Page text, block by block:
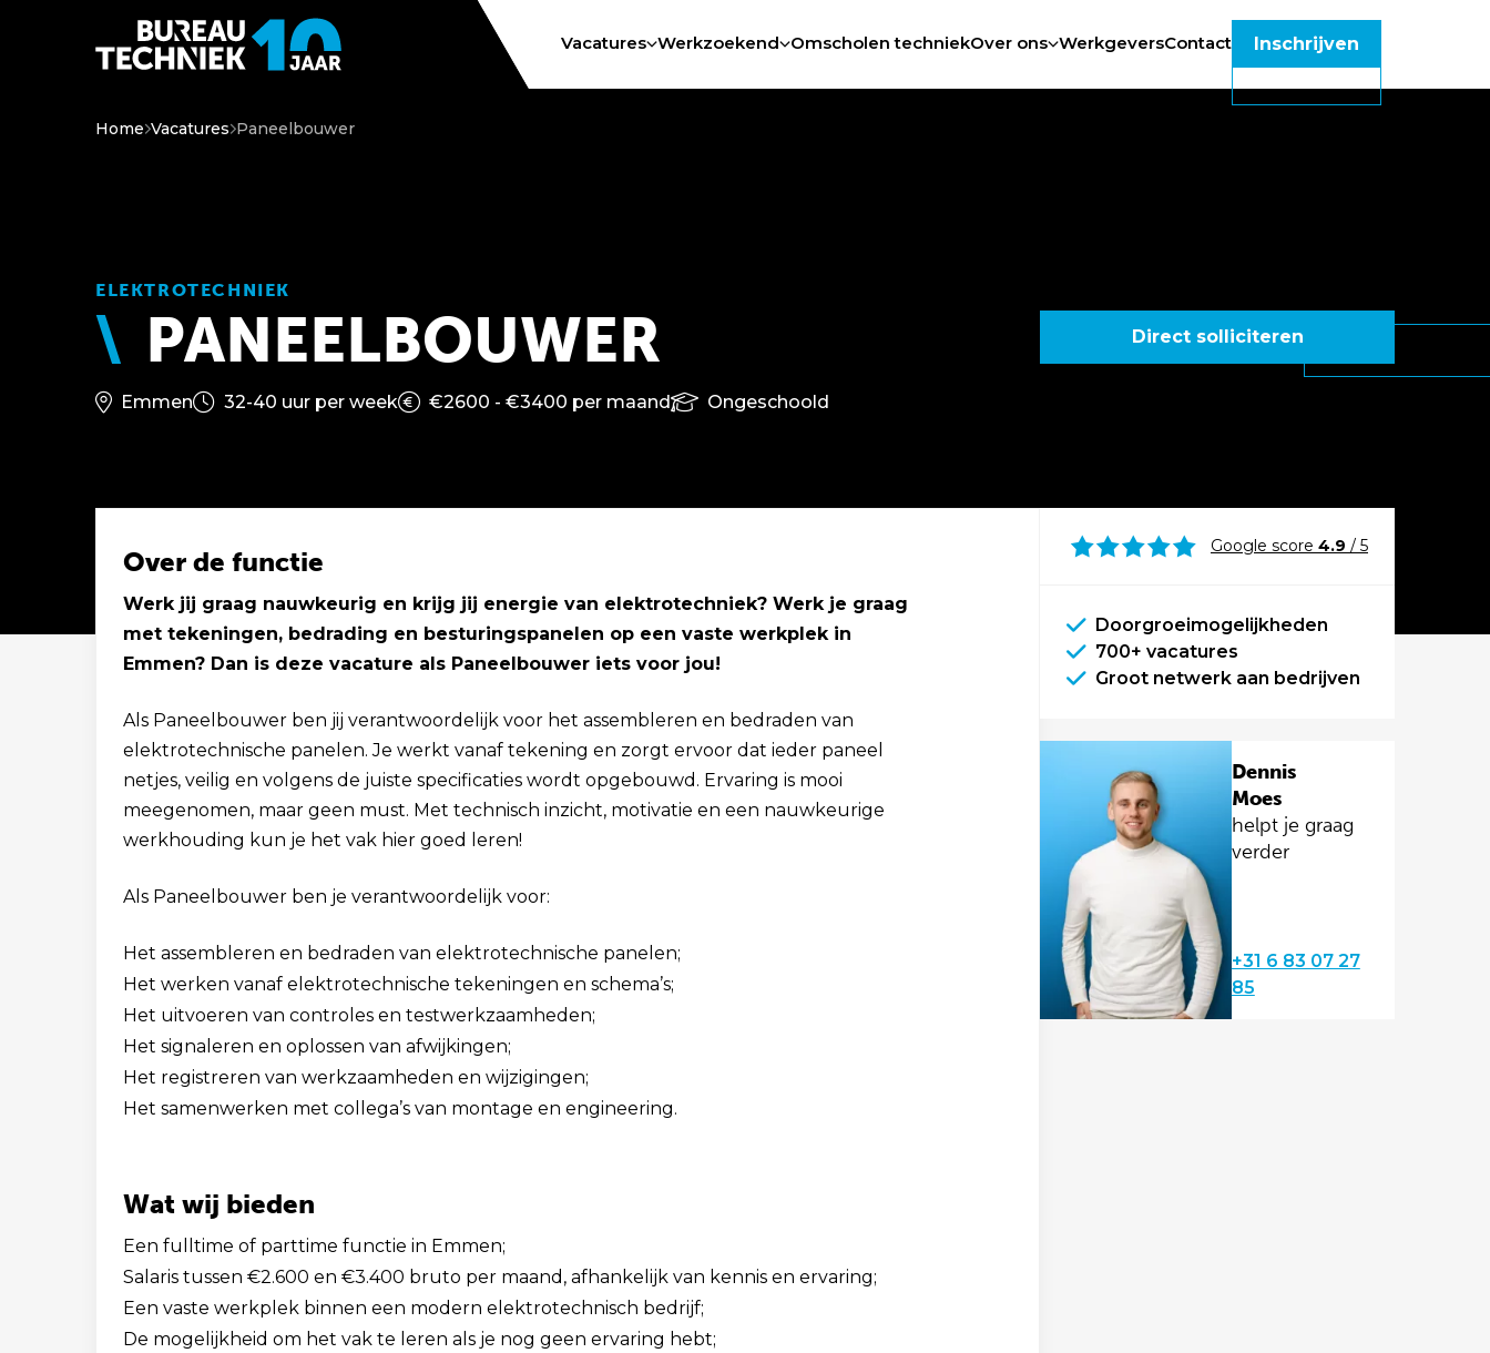
Vacatures Werkzoekend Omscholen techniekOver ons WerkgeversContact Inschrijven
Home Vacatures Paneelbouwer
ELEKTROTECHNIEK
PANEELBOUWER Direct solliciteren
Emmen 32-40 uur per week €2600 - €3400 per maand Ongeschoold
Solliciteer binnen 1 minuut Direct solliciteren
Over de functie
Werk jij graag nauwkeurig en krijg jij energie van elektrotechniek? Werk je graag
met tekeningen, bedrading en besturingspanelen op een vaste werkplek in
Emmen? Dan is deze vacature als Paneelbouwer iets voor jou!
Als Paneelbouwer ben jij verantwoordelijk voor het assembleren en bedraden van
elektrotechnische panelen. Je werkt vanaf tekening en zorgt ervoor dat ieder paneel
netjes, veilig en volgens de juiste specificaties wordt opgebouwd. Ervaring is mooi
meegenomen, maar geen must. Met technisch inzicht, motivatie en een nauwkeurige
werkhouding kun je het vak hier goed leren!
Als Paneelbouwer ben je verantwoordelijk voor:
Het assembleren en bedraden van elektrotechnische panelen;
Het werken vanaf elektrotechnische tekeningen en schema’s;
Het uitvoeren van controles en testwerkzaamheden;
Het signaleren en oplossen van afwijkingen;
Het registreren van werkzaamheden en wijzigingen;
Het samenwerken met collega’s van montage en engineering.
Wat wij bieden
Een fulltime of parttime functie in Emmen;
Salaris tussen €2.600 en €3.400 bruto per maand, afhankelijk van kennis en ervaring;
Een vaste werkplek binnen een modern elektrotechnisch bedrijf;
De mogelijkheid om het vak te leren als je nog geen ervaring hebt;
Google score 4.9 / 5
Doorgroeimogelijkheden
700+ vacatures
Groot netwerk aan bedrijven
Dennis
Moes
helpt je graag
verder
+31 6 83 07 27
85